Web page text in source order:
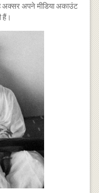
अक्सर अपने मीडिया अकाउंट
हैं।